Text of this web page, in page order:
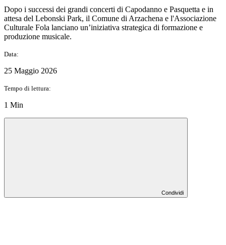
Dopo i successi dei grandi concerti di Capodanno e Pasquetta e in
attesa del Lebonski Park, il Comune di Arzachena e l'Associazione
Culturale Fola lanciano un’iniziativa strategica di formazione e
produzione musicale.
Data:
25 Maggio 2026
Tempo di lettura:
1 Min
Condividi